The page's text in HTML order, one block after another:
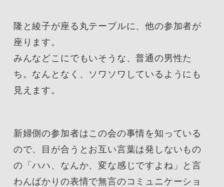
隆と綾子が座る丸テーブルに、他の参加者が
座ります。
みんなどこにでもいそうな、普通の男性た
ち。なんとなく、ソワソワしているようにも
見えます。
新婦側の参加者はこの会の事情を知っている
ので、目が合うとお互い言葉は発しないもの
の「ハハ、なんか、変な感じですよね」と言
わんばかりの表情で無言のコミュニケーショ